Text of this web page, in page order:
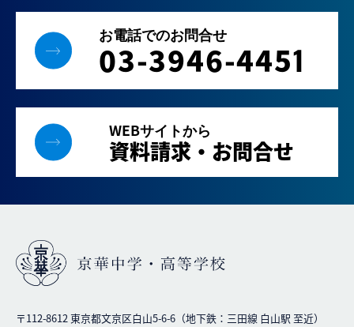
お電話でのお問合せ
03-3946-4451
WEBサイトから
資料請求・お問合せ
〒112-8612 東京都文京区白山5-6-6（地下鉄：三田線 白山駅 至近）